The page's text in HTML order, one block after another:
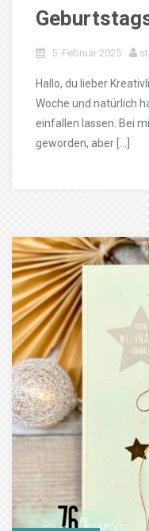
5. Februar 2025
Hallo, du lieber
Woche und natürlich
einfallen lassen. Bei
geworden, aber […]